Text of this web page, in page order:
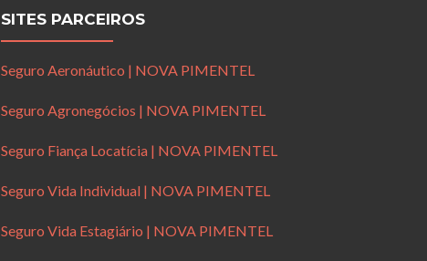
SITES PARCEIROS
Seguro Aeronáutico | NOVA PIMENTEL
Seguro Agronegócios | NOVA PIMENTEL
Seguro Fiança Locatícia | NOVA PIMENTEL
Seguro Vida Individual | NOVA PIMENTEL
Seguro Vida Estagiário | NOVA PIMENTEL